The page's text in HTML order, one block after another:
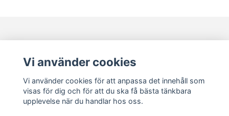
KUNDSERVICE
Vi använder cookies
Vi använder cookies för att anpassa det innehåll som
visas för dig och för att du ska få bästa tänkbara
upplevelse när du handlar hos oss.